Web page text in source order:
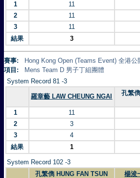
1 11
2
11
3
11
結果
3
賽事:
Hong Kong Open (Teams Event) 全港
項目:
Mens Team D 男子丁組團體
System Record 81 -3
羅章藝 LAW CHEUNG NGAI
孔繁
1
11
2
3
3
4
結果
1
System Record 102 -3
孔繁儁 HUNG FAN TSUN
楊浚